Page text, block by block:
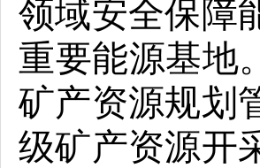
领域安全保障
重要能源基地
矿产资源规划
级矿产资源开